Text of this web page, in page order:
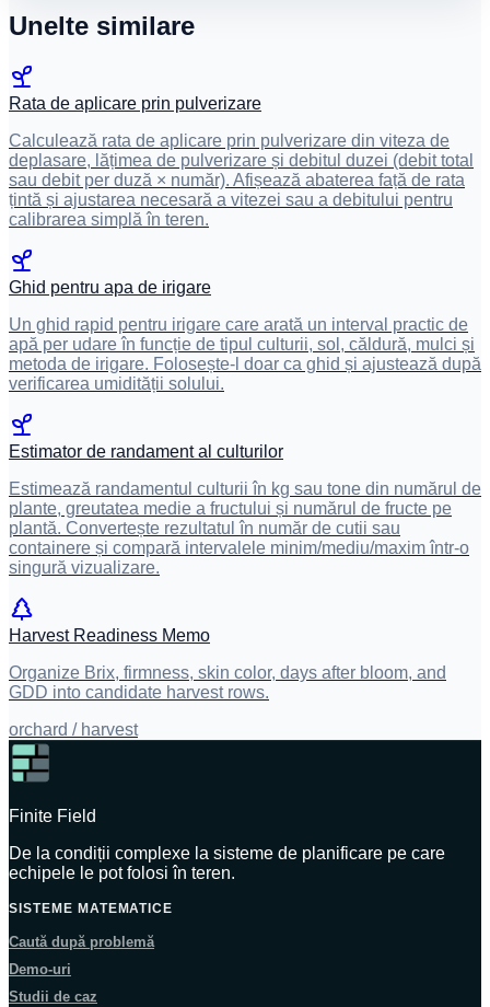
Unelte similare
Rata de aplicare prin pulverizare
Calculează rata de aplicare prin pulverizare din viteza de
deplasare, lățimea de pulverizare și debitul duzei (debit total
sau debit per duză × număr). Afișează abaterea față de rata
țintă și ajustarea necesară a vitezei sau a debitului pentru
calibrarea simplă în teren.
Ghid pentru apa de irigare
Un ghid rapid pentru irigare care arată un interval practic de
apă per udare în funcție de tipul culturii, sol, căldură, mulci și
metoda de irigare. Folosește-l doar ca ghid și ajustează după
verificarea umidității solului.
Estimator de randament al culturilor
Estimează randamentul culturii în kg sau tone din numărul de
plante, greutatea medie a fructului și numărul de fructe pe
plantă. Convertește rezultatul în număr de cutii sau
containere și compară intervalele minim/mediu/maxim într-o
singură vizualizare.
Harvest Readiness Memo
Organize Brix, firmness, skin color, days after bloom, and
GDD into candidate harvest rows.
orchard / harvest
Finite Field
De la condiții complexe la sisteme de planificare pe care
echipele le pot folosi în teren.
SISTEME MATEMATICE
Caută după problemă
Demo-uri
Studii de caz